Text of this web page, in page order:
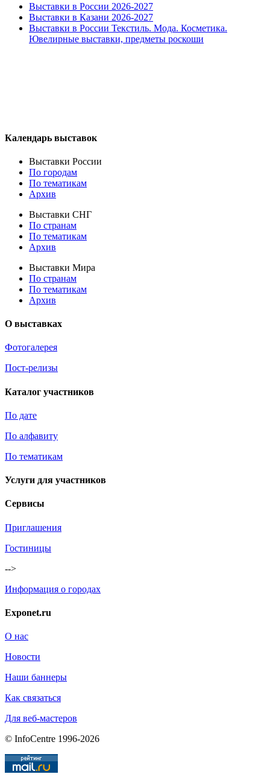
Выставки в России 2026-2027
Выставки в Казани 2026-2027
Выставки в России Текстиль. Мода. Косметика.
Ювелирные выставки, предметы роскоши
Календарь выставок
Выставки России
По городам
По тематикам
Архив
Выставки СНГ
По странам
По тематикам
Архив
Выставки Мира
По странам
По тематикам
Архив
О выставках
Фотогалерея
Пост-релизы
Каталог участников
По дате
По алфавиту
По тематикам
Услуги для участников
Сервисы
Приглашения
Гостиницы
-->
Информация о городах
Exponet.ru
О нас
Новости
Наши баннеры
Как связаться
Для веб-мастеров
© InfoCentre 1996-2026